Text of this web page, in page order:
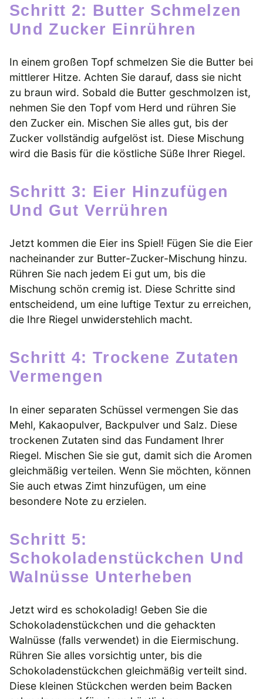
Schritt 2: Butter Schmelzen
Und Zucker Einrühren
In einem großen Topf schmelzen Sie die Butter bei
mittlerer Hitze. Achten Sie darauf, dass sie nicht
zu braun wird. Sobald die Butter geschmolzen ist,
nehmen Sie den Topf vom Herd und rühren Sie
den Zucker ein. Mischen Sie alles gut, bis der
Zucker vollständig aufgelöst ist. Diese Mischung
wird die Basis für die köstliche Süße Ihrer Riegel.
Schritt 3: Eier Hinzufügen
Und Gut Verrühren
Jetzt kommen die Eier ins Spiel! Fügen Sie die Eier
nacheinander zur Butter-Zucker-Mischung hinzu.
Rühren Sie nach jedem Ei gut um, bis die
Mischung schön cremig ist. Diese Schritte sind
entscheidend, um eine luftige Textur zu erreichen,
die Ihre Riegel unwiderstehlich macht.
Schritt 4: Trockene Zutaten
Vermengen
In einer separaten Schüssel vermengen Sie das
Mehl, Kakaopulver, Backpulver und Salz. Diese
trockenen Zutaten sind das Fundament Ihrer
Riegel. Mischen Sie sie gut, damit sich die Aromen
gleichmäßig verteilen. Wenn Sie möchten, können
Sie auch etwas Zimt hinzufügen, um eine
besondere Note zu erzielen.
Schritt 5:
Schokoladenstückchen Und
Walnüsse Unterheben
Jetzt wird es schokoladig! Geben Sie die
Schokoladenstückchen und die gehackten
Walnüsse (falls verwendet) in die Eiermischung.
Rühren Sie alles vorsichtig unter, bis die
Schokoladenstückchen gleichmäßig verteilt sind.
Diese kleinen Stückchen werden beim Backen